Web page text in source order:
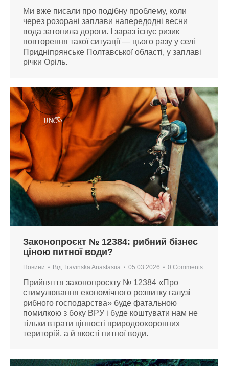
Ми вже писали про подібну проблему, коли
через розорані заплави напередодні весни
вода затопила дороги. І зараз існує ризик
повторення такої ситуації — цього разу у селі
Придніпрянське Полтавської області, у заплаві
річки Оріль.
Законопроєкт № 12384: рибний бізнес
ціною питної води?
Новини Від Travinska Anastasiia 05.03.2026 0 Comments
Прийняття законопроєкту № 12384 «Про
стимулювання економічного розвитку галузі
рибного господарства» буде фатальною
помилкою з боку ВРУ і буде коштувати нам не
тільки втрати цінності природоохоронних
територій, а й якості питної води.